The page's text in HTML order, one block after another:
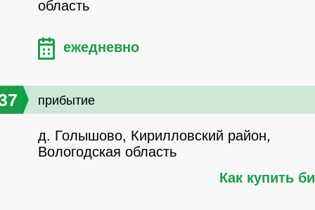
область
ежедневно
прибытие
д. Голышово, Кирилловский район,
Вологодская область
Как купить